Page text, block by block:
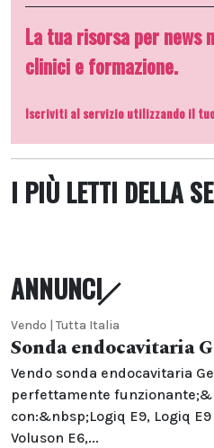
La tua risorsa per
clinici e formazione.
Iscriviti al servizio utilizzando il
I PIÙ LETTI DELLA
ANNUNCI
Vendo | Tutta Italia
Sonda endocavitaria
Vendo sonda endocavitaria
perfettamente
con:&nbsp;Logiq E9, Logiq
Voluson E6,...